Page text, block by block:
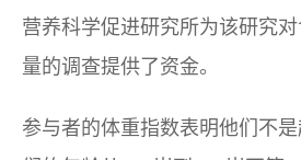
营养科学促进研究所为该研究
量的调查提供了资金。
参与者的体重指数表明他们不